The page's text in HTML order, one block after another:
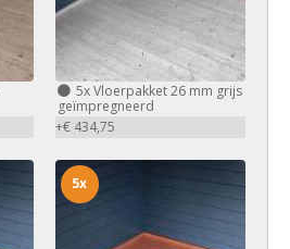
5xVloerpakket 26 mm grijs
geïmpregneerd
+€ 434,75
5x